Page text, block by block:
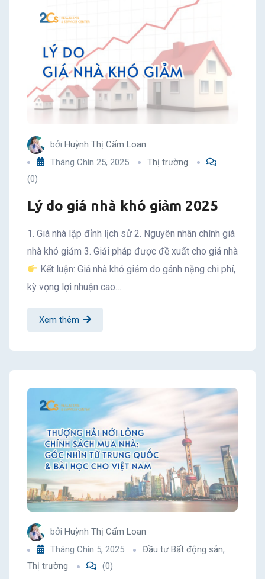
bởi Huỳnh Thị Cẩm Loan
Tháng Chín 25, 2025
Thị trường
(0)
Lý do giá nhà khó giảm 2025
1. Giá nhà lập đỉnh lịch sử 2. Nguyên nhân chính giá
nhà khó giảm 3. Giải pháp được đề xuất cho giá nhà
Kết luận: Giá nhà khó giảm do gánh nặng chi phí,
kỳ vọng lợi nhuận cao…
Xem thêm
bởi Huỳnh Thị Cẩm Loan
Tháng Chín 5, 2025
Đầu tư Bất động sản,
Thị trường
(0)